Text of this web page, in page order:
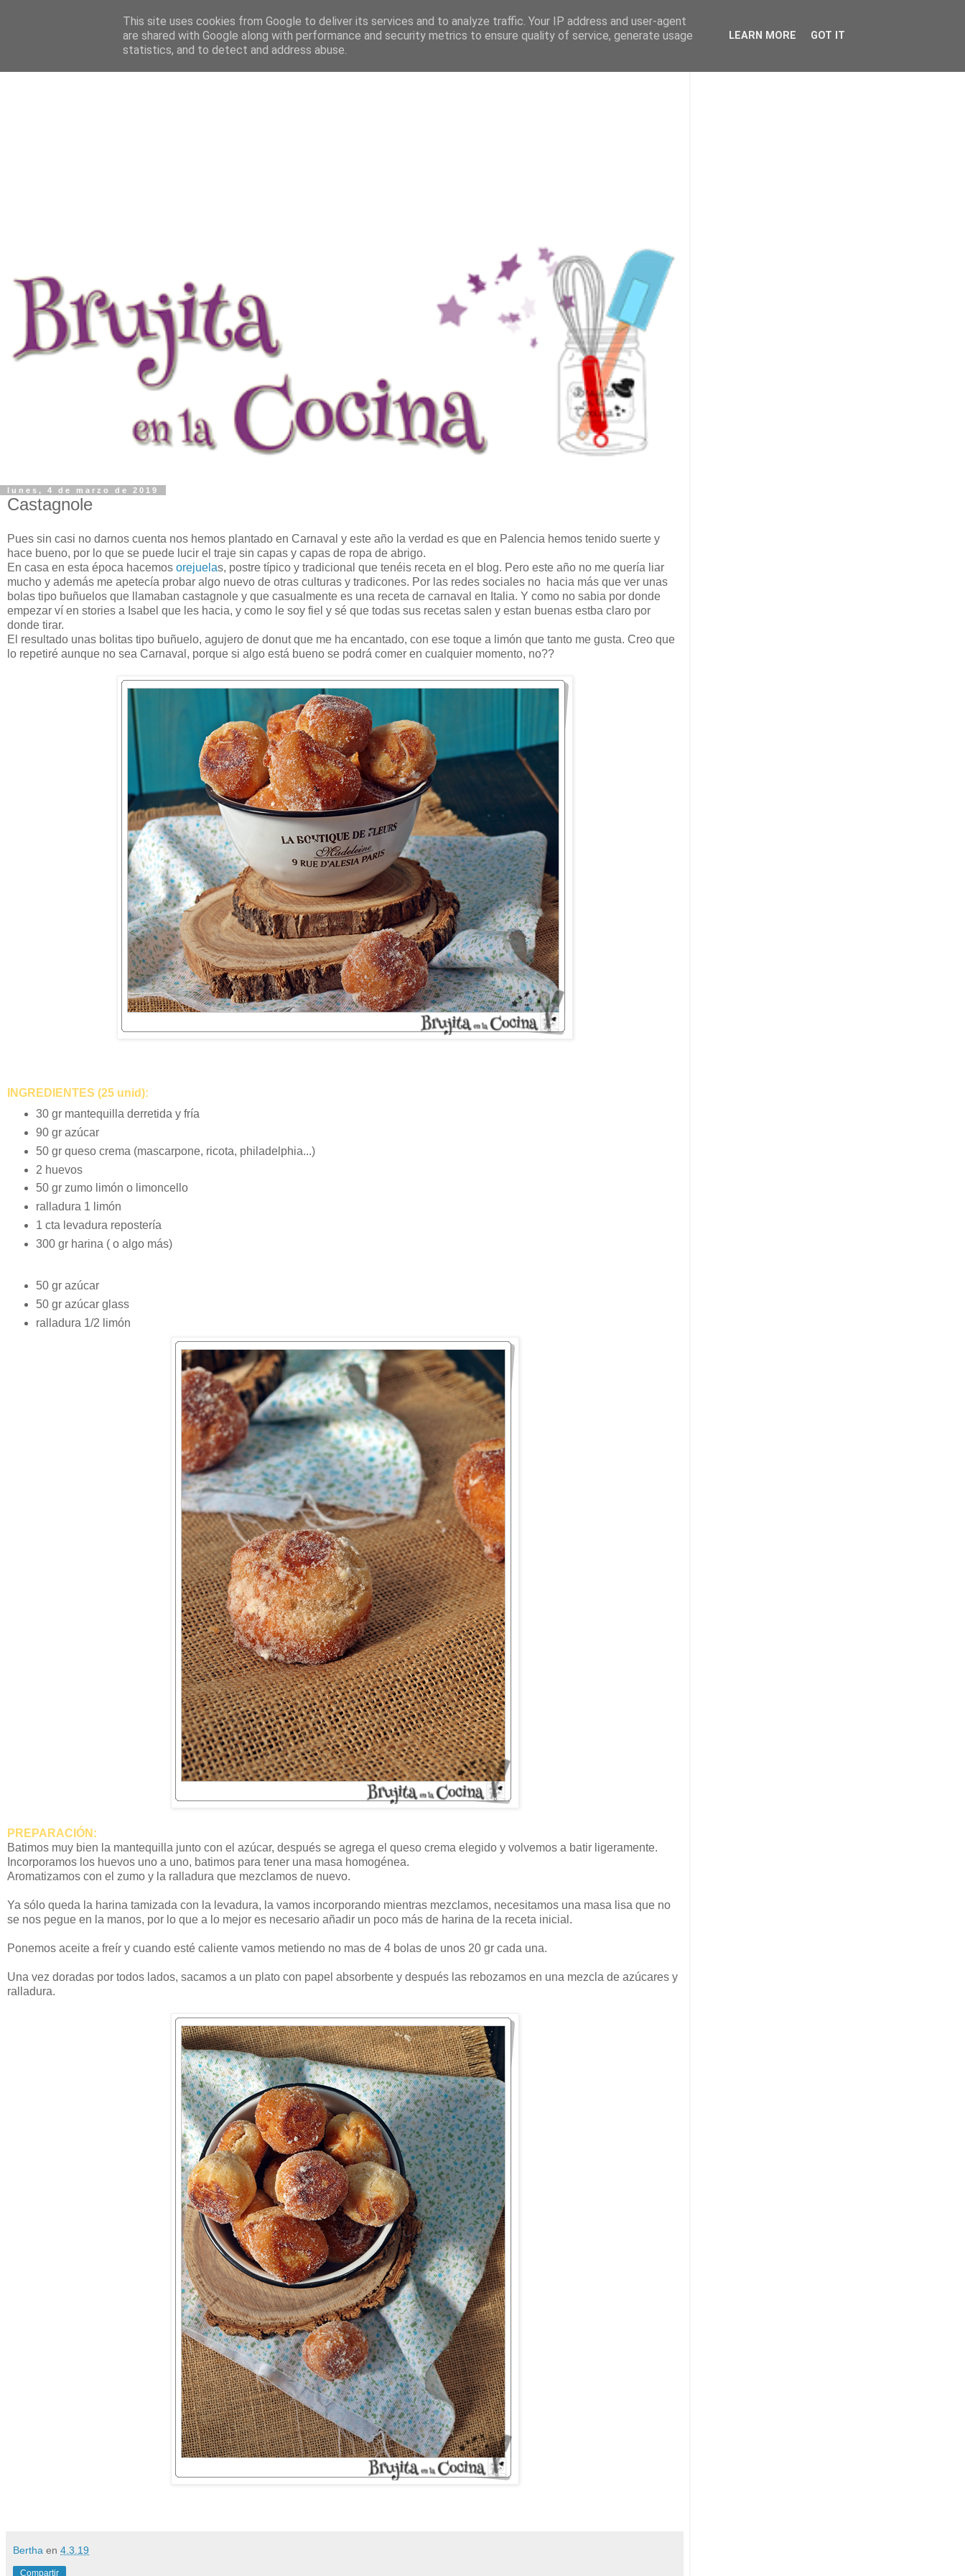
lunes, 4 de marzo de 2019
Castagnole
Pues sin casi no darnos cuenta nos hemos plantado en Carnaval y este año la verdad es que en Palencia hemos tenido suerte y
hace bueno, por lo que se puede lucir el traje sin capas y capas de ropa de abrigo.
En casa en esta época hacemos orejuelas, postre típico y tradicional que tenéis receta en el blog. Pero este año no me quería liar
mucho y además me apetecía probar algo nuevo de otras culturas y tradicones. Por las redes sociales no hacia más que ver unas
bolas tipo buñuelos que llamaban castagnole y que casualmente es una receta de carnaval en Italia. Y como no sabia por donde
empezar ví en stories a Isabel que les hacia, y como le soy fiel y sé que todas sus recetas salen y estan buenas estba claro por
donde tirar.
El resultado unas bolitas tipo buñuelo, agujero de donut que me ha encantado, con ese toque a limón que tanto me gusta. Creo que
lo repetiré aunque no sea Carnaval, porque si algo está bueno se podrá comer en cualquier momento, no??
INGREDIENTES (25 unid):
30 gr mantequilla derretida y fría
90 gr azúcar
50 gr queso crema (mascarpone, ricota, philadelphia...)
2 huevos
50 gr zumo limón o limoncello
ralladura 1 limón
1 cta levadura repostería
300 gr harina ( o algo más)
50 gr azúcar
50 gr azúcar glass
ralladura 1/2 limón
PREPARACIÓN:
Batimos muy bien la mantequilla junto con el azúcar, después se agrega el queso crema elegido y volvemos a batir ligeramente.
Incorporamos los huevos uno a uno, batimos para tener una masa homogénea.
Aromatizamos con el zumo y la ralladura que mezclamos de nuevo.
Ya sólo queda la harina tamizada con la levadura, la vamos incorporando mientras mezclamos, necesitamos una masa lisa que no
se nos pegue en la manos, por lo que a lo mejor es necesario añadir un poco más de harina de la receta inicial.
Ponemos aceite a freír y cuando esté caliente vamos metiendo no mas de 4 bolas de unos 20 gr cada una.
Una vez doradas por todos lados, sacamos a un plato con papel absorbente y después las rebozamos en una mezcla de azúcares y
ralladura.
Bertha en 4.3.19
Compartir
This site uses cookies from Google to deliver its services and to analyze traffic. Your IP address and user-agent
are shared with Google along with performance and security metrics to ensure quality of service, generate usage
statistics, and to detect and address abuse.
LEARN MORE GOT IT